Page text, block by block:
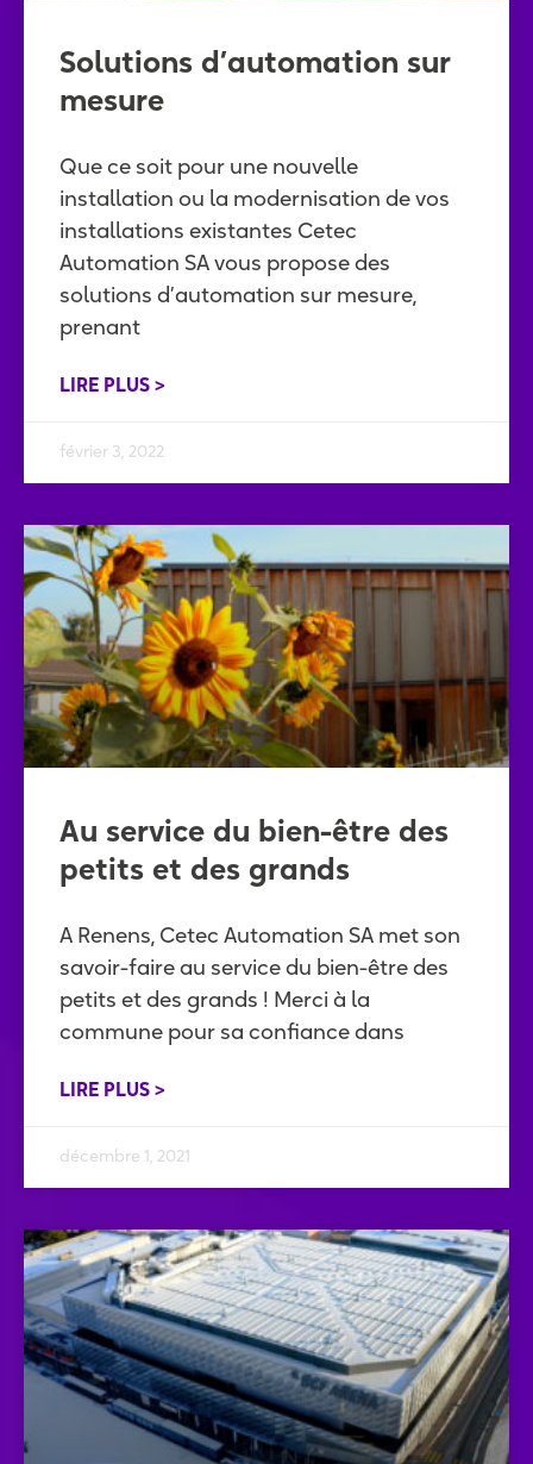
Solutions d’automation sur
mesure
Que ce soit pour une nouvelle
installation ou la modernisation de vos
installations existantes Cetec
Automation SA vous propose des
solutions d’automation sur mesure,
prenant
LIRE PLUS >
février 3, 2022
Au service du bien-être des
petits et des grands
A Renens, Cetec Automation SA met son
savoir-faire au service du bien-être des
petits et des grands ! Merci à la
commune pour sa confiance dans
LIRE PLUS >
décembre 1, 2021